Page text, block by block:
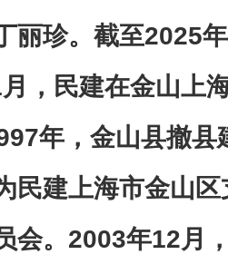
丽珍。截至2025
民建在金山上海
年，金山县撤
民建上海市金山
会。2003年12月